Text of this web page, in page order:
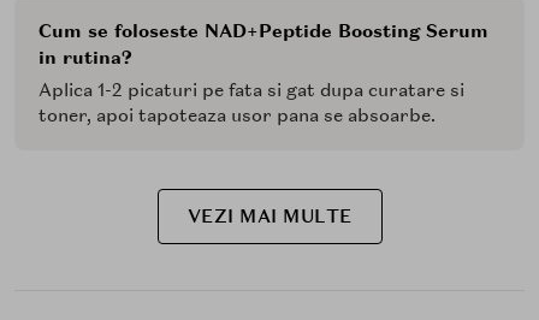
Cum se foloseste NAD+Peptide Boosting Serum
in rutina?
Aplica 1-2 picaturi pe fata si gat dupa curatare si
toner, apoi tapoteaza usor pana se absoarbe.
VEZI MAI MULTE